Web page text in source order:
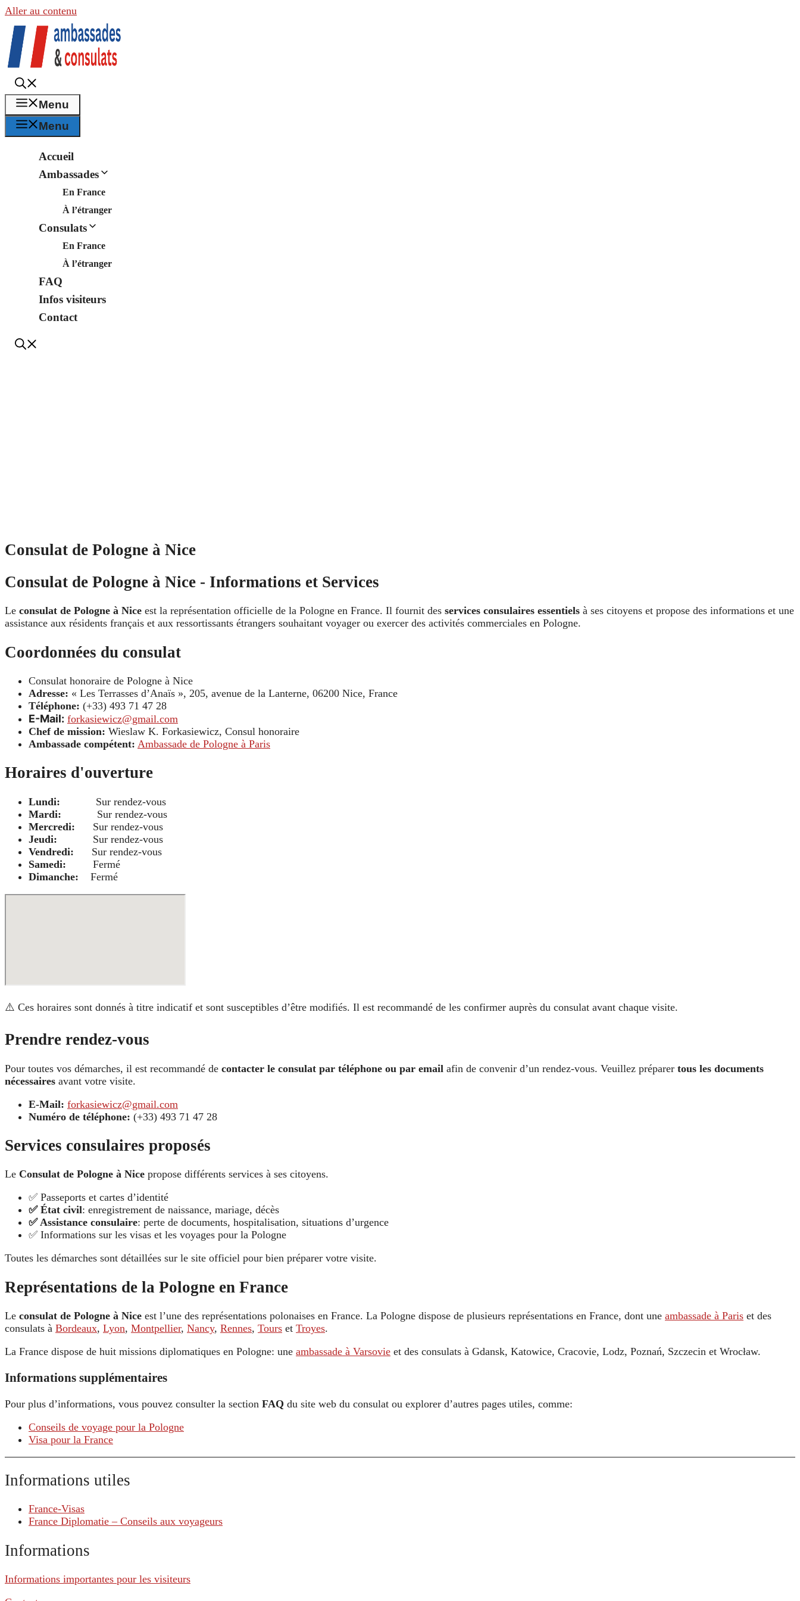
Aller au contenu
Menu
Menu
Accueil
Ambassades
En France
À l’étranger
Consulats
En France
À l’étranger
FAQ
Infos visiteurs
Contact
Consulat de Pologne à Nice
Consulat de Pologne à Nice - Informations et Services
Le consulat de Pologne à Nice est la représentation officielle de la Pologne en France. Il fournit des services consulaires essentiels à ses citoyens et propose des informations et une
assistance aux résidents français et aux ressortissants étrangers souhaitant voyager ou exercer des activités commerciales en Pologne.
Coordonnées du consulat
Consulat honoraire de Pologne à Nice
Adresse: « Les Terrasses d’Anaïs », 205, avenue de la Lanterne, 06200 Nice, France
Téléphone: (+33) 493 71 47 28
E-Mail: forkasiewicz@gmail.com
Chef de mission: Wieslaw K. Forkasiewicz, Consul honoraire
Ambassade compétent: Ambassade de Pologne à Paris
Horaires d'ouverture
Lundi: Sur rendez-vous
Mardi: Sur rendez-vous
Mercredi: Sur rendez-vous
Jeudi: Sur rendez-vous
Vendredi: Sur rendez-vous
Samedi: Fermé
Dimanche: Fermé
⚠️ Ces horaires sont donnés à titre indicatif et sont susceptibles d’être modifiés. Il est recommandé de les confirmer auprès du consulat avant chaque visite.
Prendre rendez-vous
Pour toutes vos démarches, il est recommandé de contacter le consulat par téléphone ou par email afin de convenir d’un rendez-vous. Veuillez préparer tous les documents
nécessaires avant votre visite.
E-Mail: forkasiewicz@gmail.com
Numéro de téléphone: (+33) 493 71 47 28
Services consulaires proposés
Le Consulat de Pologne à Nice propose différents services à ses citoyens.
✅ Passeports et cartes d’identité
✅ État civil: enregistrement de naissance, mariage, décès
✅ Assistance consulaire: perte de documents, hospitalisation, situations d’urgence
✅ Informations sur les visas et les voyages pour la Pologne
Toutes les démarches sont détaillées sur le site officiel pour bien préparer votre visite.
Représentations de la Pologne en France
Le consulat de Pologne à Nice est l’une des représentations polonaises en France. La Pologne dispose de plusieurs représentations en France, dont une ambassade à Paris et des
consulats à Bordeaux, Lyon, Montpellier, Nancy, Rennes, Tours et Troyes.
La France dispose de huit missions diplomatiques en Pologne: une ambassade à Varsovie et des consulats à Gdansk, Katowice, Cracovie, Lodz, Poznań, Szczecin et Wrocław.
Informations supplémentaires
Pour plus d’informations, vous pouvez consulter la section FAQ du site web du consulat ou explorer d’autres pages utiles, comme:
Conseils de voyage pour la Pologne
Visa pour la France
Informations utiles
France-Visas
France Diplomatie – Conseils aux voyageurs
Informations
Informations importantes pour les visiteurs